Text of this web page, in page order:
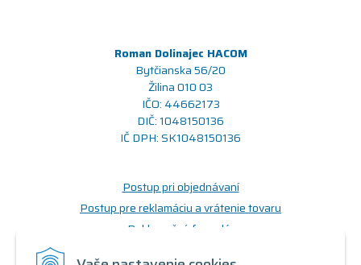
Roman Dolinajec HACOM
Bytčianska 56/20
Žilina 010 03
IČO: 44662173
DIČ: 1048150136
IČ DPH: SK1048150136
Postup pri objednávaní
Postup pre reklamáciu a vrátenie tovaru
Reklamačný formulár